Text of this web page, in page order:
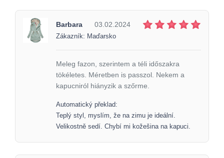
Barbara 03.02.2024
Zákazník: Maďarsko
Meleg fazon, szerintem a téli időszakra
tökéletes. Méretben is passzol. Nekem a
kapucniról hiányzik a szőrme.
Automatický překlad:
Teplý styl, myslím, že na zimu je ideální.
Velikostně sedí. Chybí mi kožešina na kapuci.